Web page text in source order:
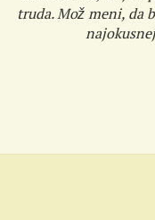
truda. Mož meni,